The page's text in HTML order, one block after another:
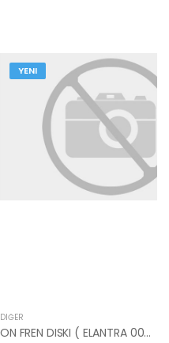
YENI
DIĞER
ON FREN DISKI ( ELANTRA 00-04 + MATRİX 01-10 ) 51712-2D310 YS